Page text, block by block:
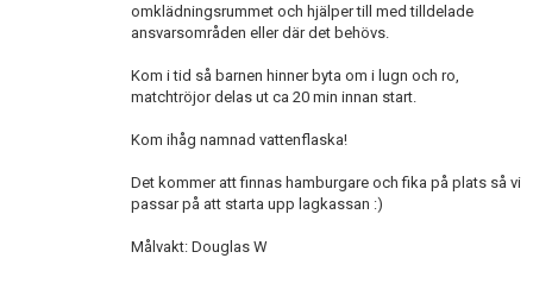
omklädningsrummet och hjälper till med tilldelade
ansvarsområden eller där det behövs.
Kom i tid så barnen hinner byta om i lugn och ro,
matchtröjor delas ut ca 20 min innan start.
Kom ihåg namnad vattenflaska!
Det kommer att finnas hamburgare och fika på plats så vi
passar på att starta upp lagkassan :)
Målvakt: Douglas W